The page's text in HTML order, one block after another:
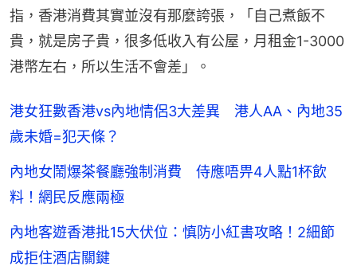
指，香港消費其實並沒有那麼誇張，「自己煮飯不
貴，就是房子貴，很多低收入有公屋，月租金1-3000
港幣左右，所以生活不會差」。
港女狂數香港vs內地情侶3大差異 港人AA、內地35
歲未婚=犯天條？
內地女鬧爆茶餐廳強制消費 侍應唔畀4人點1杯飲
料！網民反應兩極
內地客遊香港批15大伏位：慎防小紅書攻略！2細節
成拒住酒店關鍵